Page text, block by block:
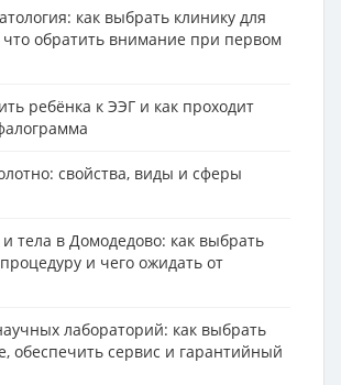
как выбрать клинику для
обратить внимание при первом
ребёнка к ЭЭГ и как проходит
свойства, виды и сферы
тела в Домодедово: как выбрать
и чего ожидать от
лабораторий: как выбрать
обеспечить сервис и гарантийный